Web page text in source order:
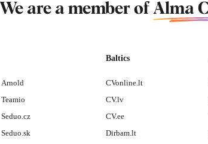
We are a member of Alma
Arnold
Teamio
Seduo.cz
Seduo.sk
Baltics
CVonline.lt
CV.lv
CV.ee
Dirbam.lt